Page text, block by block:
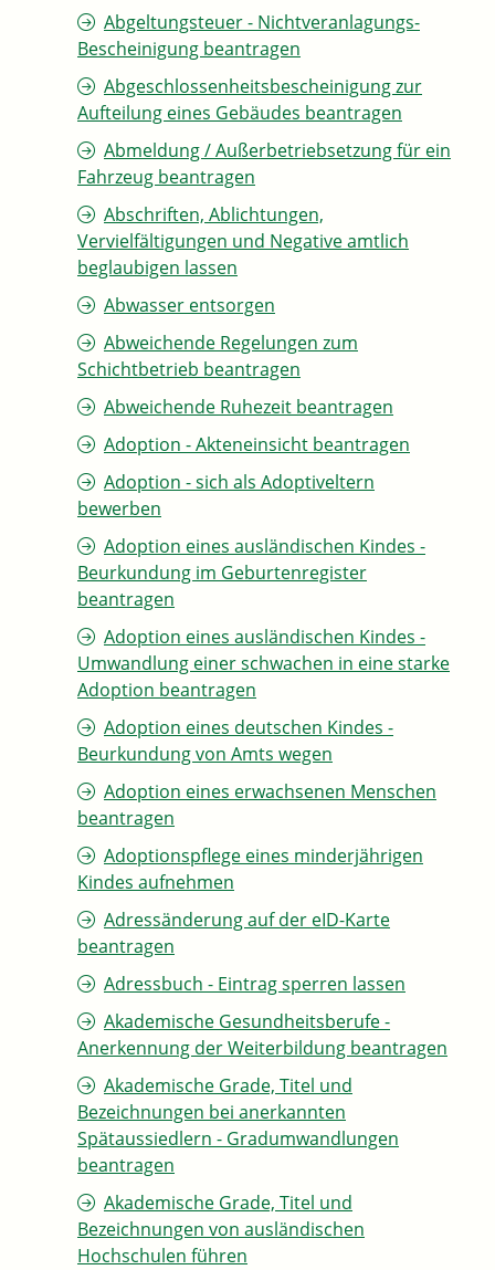
Abgeltungsteuer - Nichtveranlagungs-
Bescheinigung beantragen
Abgeschlossenheitsbescheinigung zur
Aufteilung eines Gebäudes beantragen
Abmeldung / Außerbetriebsetzung für ein
Fahrzeug beantragen
Abschriften, Ablichtungen,
Vervielfältigungen und Negative amtlich
beglaubigen lassen
Abwasser entsorgen
Abweichende Regelungen zum
Schichtbetrieb beantragen
Abweichende Ruhezeit beantragen
Adoption - Akteneinsicht beantragen
Adoption - sich als Adoptiveltern
bewerben
Adoption eines ausländischen Kindes -
Beurkundung im Geburtenregister
beantragen
Adoption eines ausländischen Kindes -
Umwandlung einer schwachen in eine starke
Adoption beantragen
Adoption eines deutschen Kindes -
Beurkundung von Amts wegen
Adoption eines erwachsenen Menschen
beantragen
Adoptionspflege eines minderjährigen
Kindes aufnehmen
Adressänderung auf der eID-Karte
beantragen
Adressbuch - Eintrag sperren lassen
Akademische Gesundheitsberufe -
Anerkennung der Weiterbildung beantragen
Akademische Grade, Titel und
Bezeichnungen bei anerkannten
Spätaussiedlern - Gradumwandlungen
beantragen
Akademische Grade, Titel und
Bezeichnungen von ausländischen
Hochschulen führen